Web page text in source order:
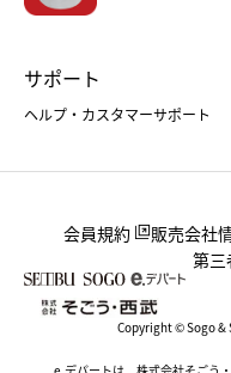
サポート
ヘルプ・カスタマーサポート
会員規約 販売会社
第三
Copyright © Sogo &